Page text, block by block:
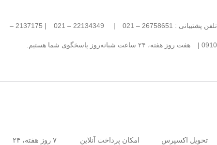
تلفن پشتیبانی : 26758651 – 021 |
| 2137175 –
0910 | هفت روز هفته، ۲۴ ساعت شبانه‌روز پاسخگوی شما هستیم.
تحویل اکسپرس امکان پرداخت آنلاین ۷ روز هفته، ۲۴